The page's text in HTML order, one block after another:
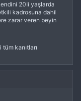
20li yaşlarda
kadrosuna dahil
zarar veren beyin
kanıtları